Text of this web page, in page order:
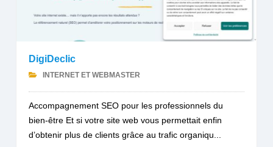
DigiDeclic
INTERNET ET WEBMASTER
Accompagnement SEO pour les professionnels du
bien-être Et si votre site web vous permettait enfin
d’obtenir plus de clients grâce au trafic organiqu...